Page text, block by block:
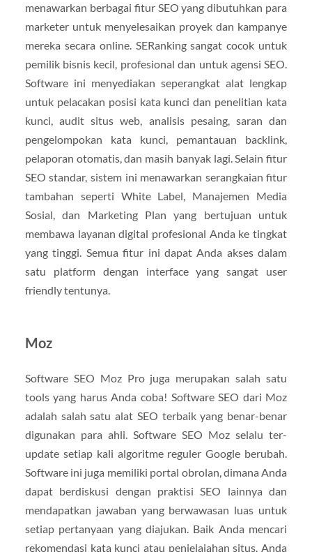
menawarkan berbagai fitur SEO yang dibutuhkan para
marketer untuk menyelesaikan proyek dan kampanye
mereka secara online. SERanking sangat cocok untuk
pemilik bisnis kecil, profesional dan untuk agensi SEO.
Software ini menyediakan seperangkat alat lengkap
untuk pelacakan posisi kata kunci dan penelitian kata
kunci, audit situs web, analisis pesaing, saran dan
pengelompokan kata kunci, pemantauan backlink,
pelaporan otomatis, dan masih banyak lagi. Selain fitur
SEO standar, sistem ini menawarkan serangkaian fitur
tambahan seperti White Label, Manajemen Media
Sosial, dan Marketing Plan yang bertujuan untuk
membawa layanan digital profesional Anda ke tingkat
yang tinggi. Semua fitur ini dapat Anda akses dalam
satu platform dengan interface yang sangat user
friendly tentunya.
Moz
Software SEO Moz Pro juga merupakan salah satu
tools yang harus Anda coba! Software SEO dari Moz
adalah salah satu alat SEO terbaik yang benar-benar
digunakan para ahli. Software SEO Moz selalu ter-
update setiap kali algoritme reguler Google berubah.
Software ini juga memiliki portal obrolan, dimana Anda
dapat berdiskusi dengan praktisi SEO lainnya dan
mendapatkan jawaban yang berwawasan luas untuk
setiap pertanyaan yang diajukan. Baik Anda mencari
rekomendasi kata kunci atau penjelajahan situs. Anda